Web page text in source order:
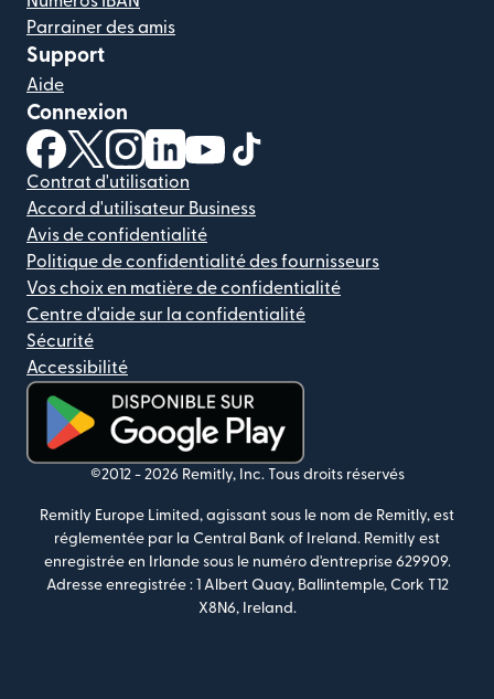
Parrainer des amis
Support
Aide
Connexion
(s'ouvre dans une nouvelle fenêtre)
(s'ouvre dans une nouvelle fenêtre)
(s'ouvre dans une nouvelle fenêtre)
(s'ouvre dans une nouvelle fenêtre)
(s'ouvre dans une nouvelle
Contrat d'utilisation
Accord d'utilisateur Business
Avis de confidentialité
Politique de confidentialité des fournisseurs
Vos choix en matière de confidentialité
Centre d'aide sur la confidentialité
Sécurité
Accessibilité
(s'ouvre dans une nouvelle fenêtre)
©2012 - 2026 Remitly, Inc. Tous droits réservés
Remitly Europe Limited, agissant sous le nom de Remitly, est
réglementée par la Central Bank of Ireland. Remitly est
enregistrée en Irlande sous le numéro d'entreprise 629909.
Adresse enregistrée : 1 Albert Quay, Ballintemple, Cork T12
X8N6, Ireland.